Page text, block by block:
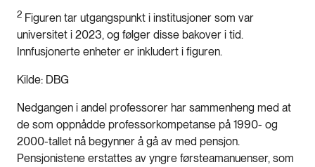
2 Figuren tar utgangspunkt i institusjoner som var
universitet i 2023, og følger disse bakover i tid.
Innfusjonerte enheter er inkludert i figuren.
Kilde: DBG
Nedgangen i andel professorer har sammenheng med at
de som oppnådde professorkompetanse på 1990- og
2000-tallet nå begynner å gå av med pensjon.
Pensjonistene erstattes av yngre førsteamanuenser, som